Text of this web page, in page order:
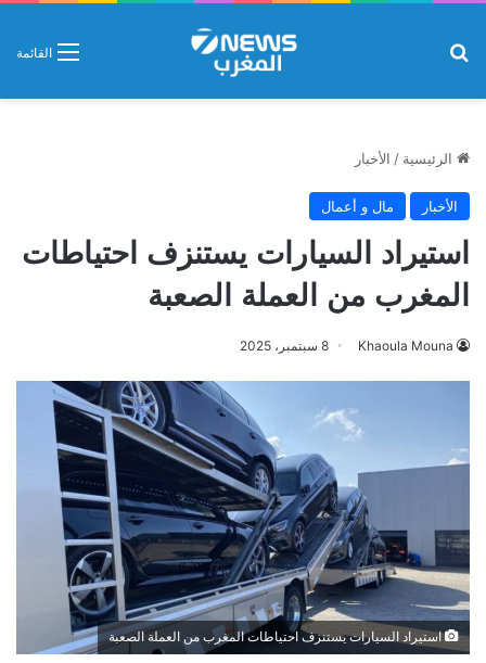
القائمة
الرئيسية / الأخبار
الأخبار مال و أعمال
استيراد السيارات يستنزف احتياطات
المغرب من العملة الصعبة
Khaoula Mouna 8 سبتمبر، 2025
استيراد السيارات يستنزف احتياطات المغرب من العملة الصعبة